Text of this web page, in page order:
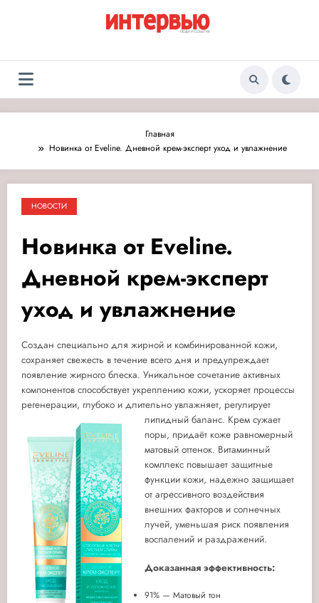
Журнал «Интервью:
Люди и события»
Люди и события
Главная
Новинка от Eveline. Дневной крем-эксперт уход и увлажнение
НОВОСТИ
Новинка от Eveline.
Дневной крем-эксперт
уход и увлажнение
Создан специально для жирной и комбинированной кожи,
сохраняет свежесть в течение всего дня и предупреждает
появление жирного блеска. Уникальное сочетание активных
компонентов способствует укреплению кожи, ускоряет процессы
регенерации, глубоко и длительно увлажняет, регулирует
липидный баланс. Крем сужает
поры, придаёт коже равномерный
матовый оттенок. Витаминный
комплекс повышает защитные
функции кожи, надежно защищает
от агрессивного воздействия
внешних факторов и солнечных
лучей, уменьшая риск появления
воспалений и раздражений.
Доказанная эффективность:
91% — Матовый тон